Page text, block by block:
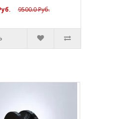
9500.0 Руб.